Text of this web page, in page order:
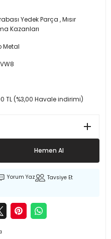
Yedek Parça ,Mısır
Kazanları
Metal
TL (%3,00 Havale indirimi)
Hemen Al
Yorum Yaz
Tavsiye Et